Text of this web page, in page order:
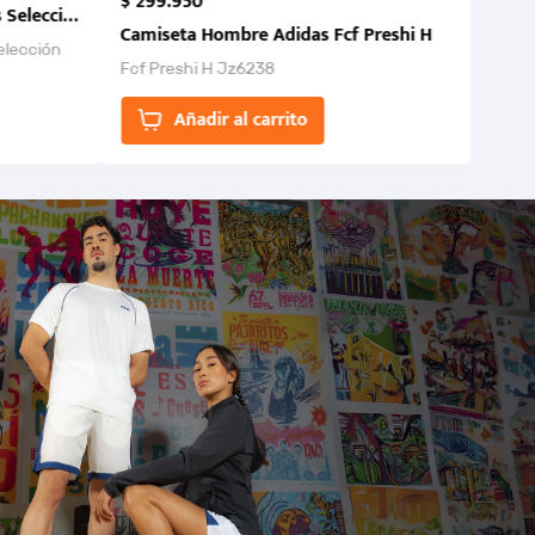
Colombia FCF 2026.
Camiseta Hombre Adidas Fcf Preshi H
Fcf Preshi H Jz6238
Añadir al carrito